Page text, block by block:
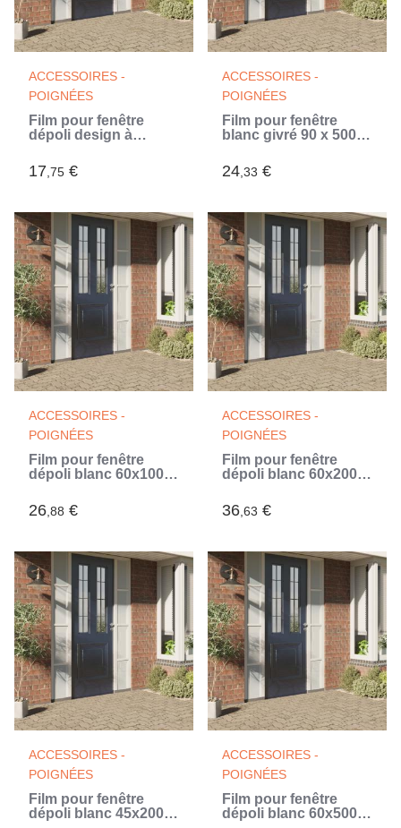
ACCESSOIRES -
POIGNÉES
Film pour fenêtre
dépoli design à
PVC (Blanc)
17,75 €
ACCESSOIRES -
POIGNÉES
Film pour fenêtre
blanc givré 90 x 500
24,33 €
ACCESSOIRES -
POIGNÉES
Film pour fenêtre
dépoli blanc 60x1000
26,88 €
ACCESSOIRES -
POIGNÉES
Film pour fenêtre
dépoli blanc 60x2000
36,63 €
ACCESSOIRES -
POIGNÉES
Film pour fenêtre
dépoli blanc 45x2000
ACCESSOIRES -
POIGNÉES
Film pour fenêtre
dépoli blanc 60x500